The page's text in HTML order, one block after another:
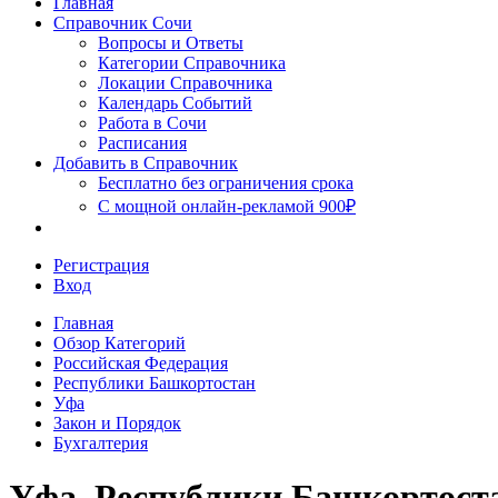
Сочи
Справочник Сочи
Вопросы и Ответы
Категории Справочника
Локации Справочника
Календарь Событий
Работа в Сочи
Расписания
Добавить в Справочник
Бесплатно без ограничения срока
С мощной онлайн-рекламой 900₽
Регистрация
Вход
Главная
Обзор Категорий
Российская Федерация
Республики Башкортостан
Уфа
Закон и Порядок
Бухгалтерия